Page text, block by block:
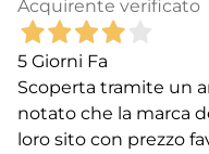
Acquirente verificato
5 Giorni Fa
Scoperta tramite un
notato che la marca
loro sito con prezzo